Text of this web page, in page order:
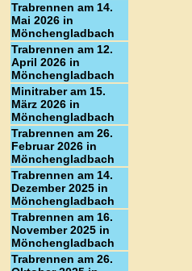
Trabrennen am 14.
Mai 2026 in
Mönchengladbach
Trabrennen am 12.
April 2026 in
Mönchengladbach
Minitraber am 15.
März 2026 in
Mönchengladbach
Trabrennen am 26.
Februar 2026 in
Mönchengladbach
Trabrennen am 14.
Dezember 2025 in
Mönchengladbach
Trabrennen am 16.
November 2025 in
Mönchengladbach
Trabrennen am 26.